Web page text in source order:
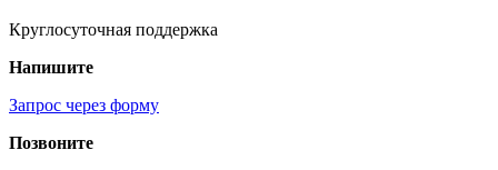
Круглосуточная поддержка
Напишите
Запрос через форму
Позвоните